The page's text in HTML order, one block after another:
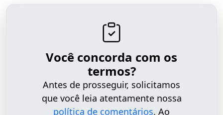
Você concorda com os
termos?
Antes de prosseguir, solicitamos
que você leia atentamente nossa
política de comentários. Ao